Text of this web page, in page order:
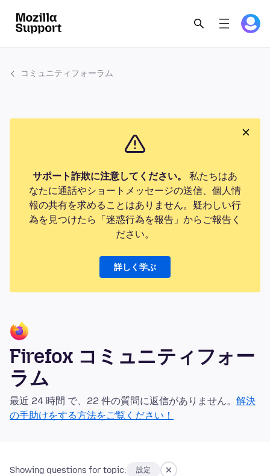
コミュニティフォーラム
サポート詐欺に注意してください。
私たちはあ
なたに通話やショートメッセージの送信、個人情
報の共有を求めることはありません。疑わしい行
為を見つけたら「迷惑行為を報告」からご報告く
ださい。
詳しく学ぶ
Firefox コミュニティフォー
ラム
最近 24 時間 で、22 件の質問に返信がありません。 解決
の手助けをする方法をご覧ください！
Showing questions for topic: 設定